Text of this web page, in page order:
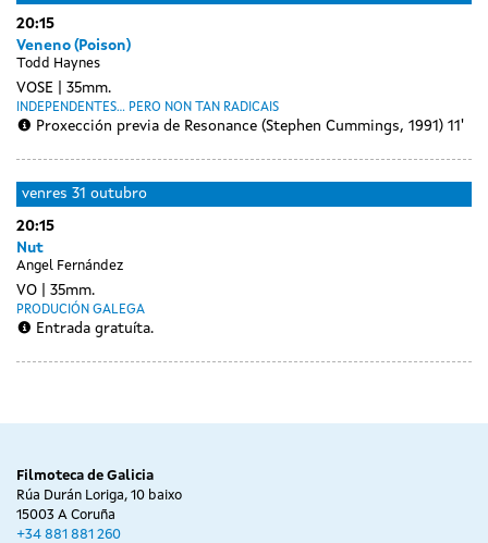
20:15
Veneno (Poison)
Todd Haynes
VOSE 35mm.
INDEPENDENTES... PERO NON TAN RADICAIS
Proxección previa de Resonance (Stephen Cummings, 1991) 11'
venres 31 outubro
20:15
Nut
Angel Fernández
VO 35mm.
PRODUCIÓN GALEGA
Entrada gratuíta.
Filmoteca de Galicia
Rúa Durán Loriga, 10 baixo
15003 A Coruña
+34 881 881 260